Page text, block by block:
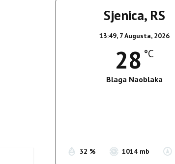
Sjenica, RS
13:49, 7 Augusta, 2026
28 °C
Blaga Naoblaka
32 % 1014 mb